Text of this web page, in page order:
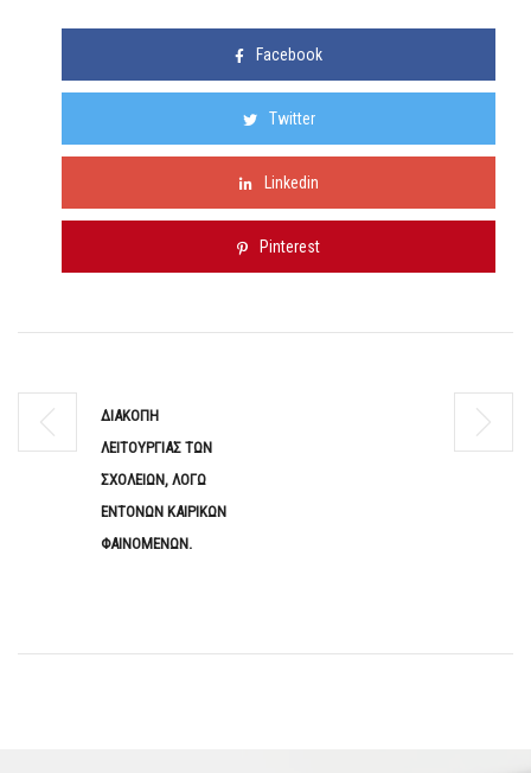
Facebook
Twitter
Linkedin
Pinterest
ΔΙΑΚΟΠΗ
ΛΕΙΤΟΥΡΓΙΑΣ ΤΩΝ
ΣΧΟΛΕΙΩΝ, ΛΟΓΩ
ΕΝΤΟΝΩΝ ΚΑΙΡΙΚΩΝ
ΦΑΙΝΟΜΕΝΩΝ.